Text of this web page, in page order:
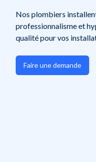
Nos plombiers
professionnalisme et
qualité pour vos
Faire une demande